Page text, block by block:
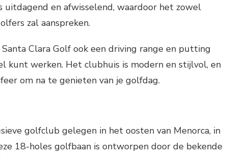
uitdagend en afwisselend, waardoor het zowel
zal aanspreken.
Clara Golf ook een driving range en putting
kunt werken. Het clubhuis is modern en stijlvol, en
om na te genieten van je golfdag.
golfclub gelegen in het oosten van Menorca, in
18-holes golfbaan is ontworpen door de bekende